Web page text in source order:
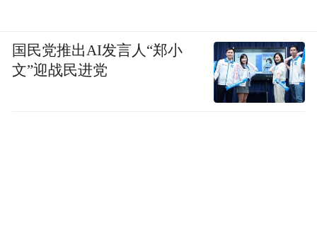
国民党推出AI发言人“郑小
文”迎战民进党